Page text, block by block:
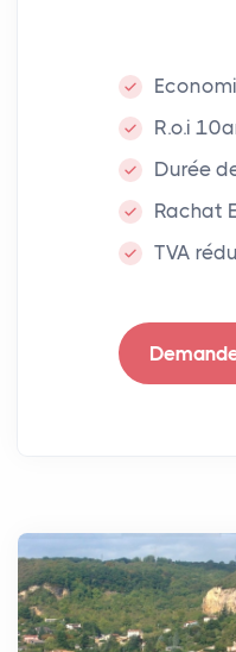
R.o.i
Durée
Rachat
TVA